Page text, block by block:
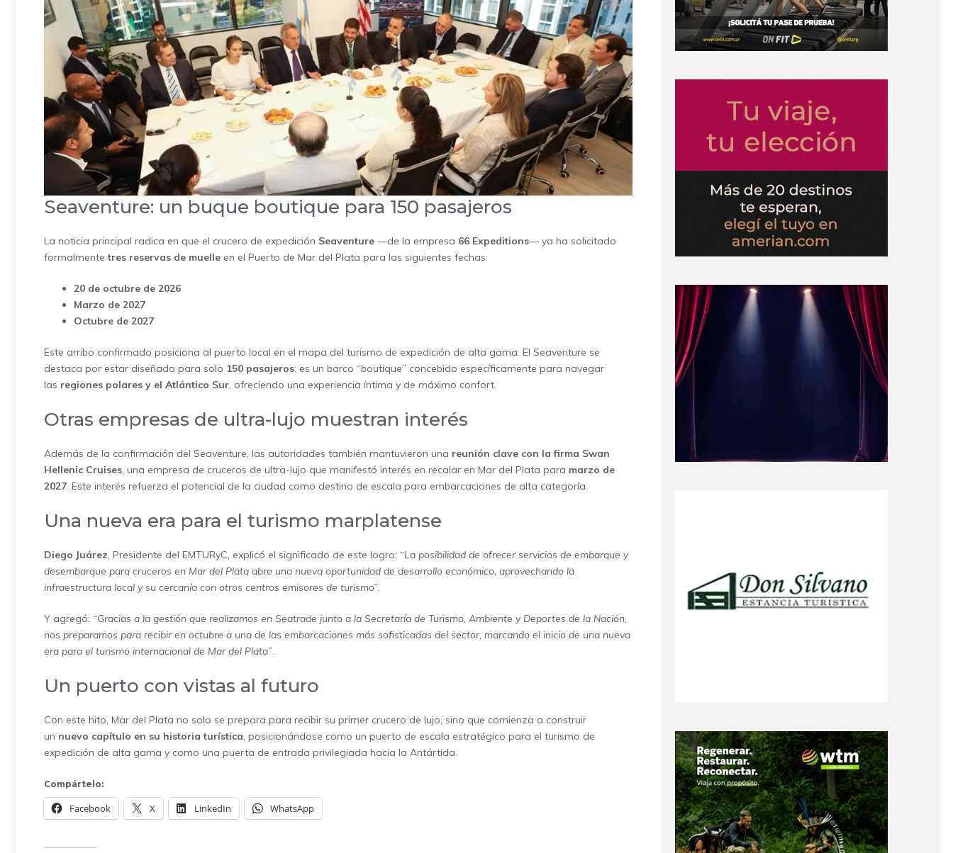
Seaventure: un buque boutique para 150 pasajeros
La noticia principal radica en que el crucero de expedición Seaventure —de la empresa 66 Expeditions— ya ha solicitado
formalmentetres reservas de muelle en el Puerto de Mar del Plata para las siguientes fechas:
20 de octubre de 2026
Marzo de 2027
Octubre de 2027
Este arribo confirmado posiciona al puerto local en el mapa del turismo de expedición de alta gama. El Seaventure se
destaca por estar diseñado para solo 150 pasajeros: es un barco “boutique” concebido específicamente para navegar
las regiones polares y el Atlántico Sur, ofreciendo una experiencia íntima y de máximo confort.
Otras empresas de ultra-lujo muestran interés
Además de la confirmación del Seaventure, las autoridades también mantuvieron una reunión clave con la firma Swan
Hellenic Cruises, una empresa de cruceros de ultra-lujo que manifestó interés en recalar en Mar del Plata para marzo de
2027. Este interés refuerza el potencial de la ciudad como destino de escala para embarcaciones de alta categoría.
Una nueva era para el turismo marplatense
Diego Juárez, Presidente del EMTURyC, explicó el significado de este logro: “La posibilidad de ofrecer servicios de embarque y
desembarque para cruceros en Mar del Plata abre una nueva oportunidad de desarrollo económico, aprovechando la
infraestructura local y su cercanía con otros centros emisores de turismo”.
Y agregó: “Gracias a la gestión que realizamos en Seatrade junto a la Secretaría de Turismo, Ambiente y Deportes de la Nación,
nos preparamos para recibir en octubre a una de las embarcaciones más sofisticadas del sector, marcando el inicio de una nueva
era para el turismo internacional de Mar del Plata”.
Un puerto con vistas al futuro
Con este hito, Mar del Plata no solo se prepara para recibir su primer crucero de lujo, sino que comienza a construir
un nuevo capítulo en su historia turística, posicionándose como un puerto de escala estratégico para el turismo de
expedición de alta gama y como una puerta de entrada privilegiada hacia la Antártida.
Compártelo:
Facebook X LinkedIn WhatsApp